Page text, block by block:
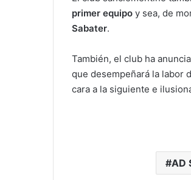
primer equipo y sea, de
Sabater.
También, el club ha
que desempeñará la labor
cara a la siguiente e
AD